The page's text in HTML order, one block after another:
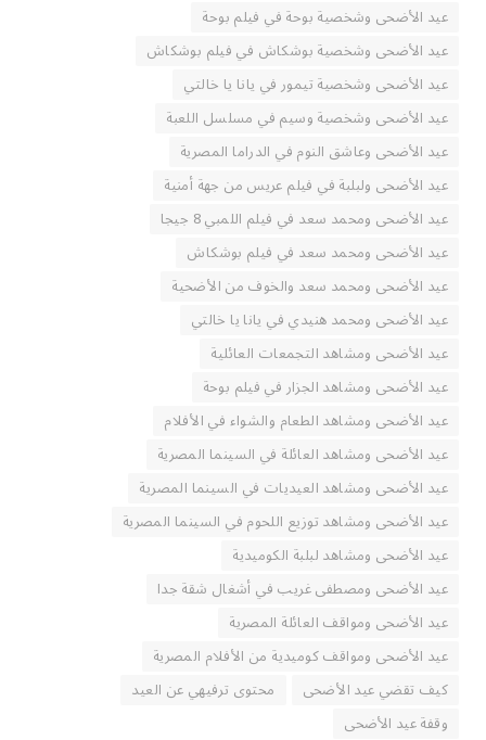
عيد الأضحى وشخصية بوحة في فيلم بوحة
عيد الأضحى وشخصية بوشكاش في فيلم بوشكاش
عيد الأضحى وشخصية تيمور في يانا يا خالتي
عيد الأضحى وشخصية وسيم في مسلسل اللعبة
عيد الأضحى وعاشق النوم في الدراما المصرية
عيد الأضحى ولبلبة في فيلم عريس من جهة أمنية
عيد الأضحى ومحمد سعد في فيلم اللمبي 8 جيجا
عيد الأضحى ومحمد سعد في فيلم بوشكاش
عيد الأضحى ومحمد سعد والخوف من الأضحية
عيد الأضحى ومحمد هنيدي في يانا يا خالتي
عيد الأضحى ومشاهد التجمعات العائلية
عيد الأضحى ومشاهد الجزار في فيلم بوحة
عيد الأضحى ومشاهد الطعام والشواء في الأفلام
عيد الأضحى ومشاهد العائلة في السينما المصرية
عيد الأضحى ومشاهد العيديات في السينما المصرية
عيد الأضحى ومشاهد توزيع اللحوم في السينما المصرية
عيد الأضحى ومشاهد لبلبة الكوميدية
عيد الأضحى ومصطفى غريب في أشغال شقة جدا
عيد الأضحى ومواقف العائلة المصرية
عيد الأضحى ومواقف كوميدية من الأفلام المصرية
كيف تقضي عيد الأضحى
محتوى ترفيهي عن العيد
وقفة عيد الأضحى